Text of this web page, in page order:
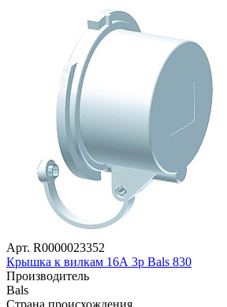
Арт. R0000023352
Крышка к вилкам 16А 3р Bals 830
Производитель
Bals
Страна происхождения